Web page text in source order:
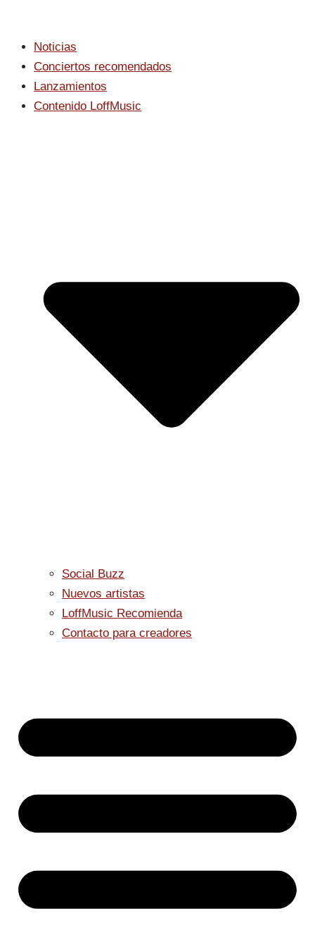
Noticias
Conciertos recomendados
Lanzamientos
Contenido LoffMusic
Social Buzz
Nuevos artistas
LoffMusic Recomienda
Contacto para creadores